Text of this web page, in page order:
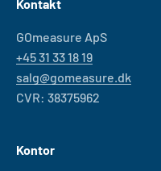
Kontakt
GOmeasure ApS
+45 31 33 18 19
salg@gomeasure.dk
CVR: 38375962
Kontor